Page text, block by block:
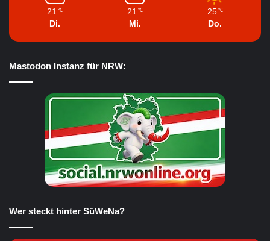
21 ℃
Di.
21 ℃
Mi.
25 ℃
Do.
Mastodon Instanz für NRW:
Wer steckt hinter SüWeNa?